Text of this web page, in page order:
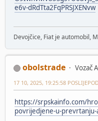
e6v-dRdTta2FqPRSJXENvw
Devojčice, Fiat je automobil,
obolstrade
Vozač
17 10, 2025, 19:25:58
https://srpskainfo.com/
povrijedjene-u-